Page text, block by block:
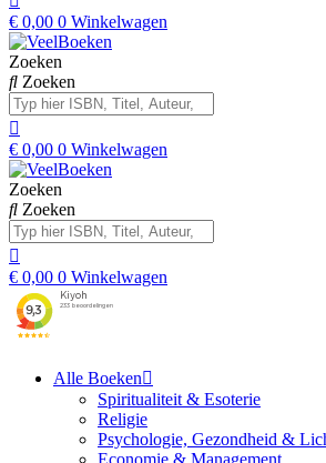
€ 0,00 0 Winkelwagen
Zoeken
Zoeken
€ 0,00 0 Winkelwagen
Zoeken
Zoeken
€ 0,00 0 Winkelwagen
Alle Boeken
Spiritualiteit & Esoterie
Religie
Psychologie, Gezondheid &
Economie & Management